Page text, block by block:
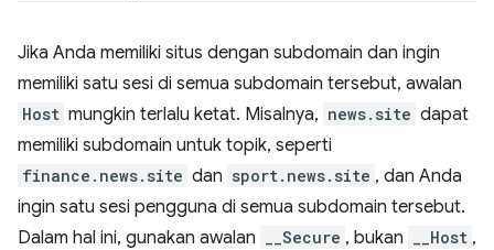
Jika Anda memiliki situs dengan subdomain dan ingin
memiliki satu sesi di semua subdomain tersebut, awalan
Host mungkin terlalu ketat. Misalnya, news.site dapat
memiliki subdomain untuk topik, seperti
finance.news.site dan sport.news.site , dan Anda
ingin satu sesi pengguna di semua subdomain tersebut.
Dalam hal ini, gunakan awalan
__Secure , bukan __Host ,